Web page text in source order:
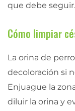
que debe seguir.
Cómo limpiar
La orina de
decoloración si
Enjuague la
diluir la orina y